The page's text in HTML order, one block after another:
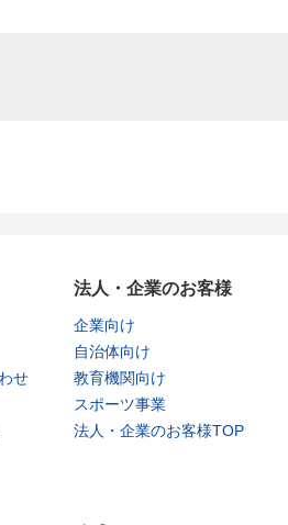
せ
法人・企業のお客様
企業向け
自治体向け
教育機関向け
スポーツ事業
法人・企業のお客様TOP